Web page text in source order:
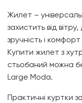
Жилет –
захистить від
зручність і
Купити жилет з
стьобаний можна
Large Moda.
Практичні куртки